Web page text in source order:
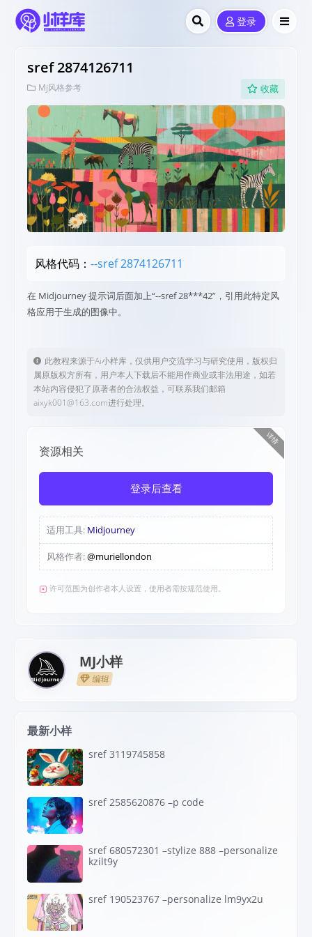
登录
sref 2874126711
Mj风格参考 收藏
风格代码：--sref 2874126711
在 Midjourney 提示词后面加上“--sref 28***42”，引用此特定风
格应用于生成的图像中。
此教程来源于Ai小样库，仅供用户交流学习与研究使用，版权归
属原版权方所有，用户本人下载后不能用作商业或非法用途，如若
本站内容侵犯了原著者的合法权益，可联系我们邮箱
aixyk001@163.com进行处理。
详情
资源相关
登录后查看
适用工具: Midjourney
风格作者:@muriellondon
许可范围为创作者本人设置，使用者需按规范使用。
MJ小样
编辑
最新小样
sref 3119745858
sref 2585620876 –p code
sref 680572301 –stylize 888 –personalize
kzilt9y
sref 190523767 –personalize lm9yx2u